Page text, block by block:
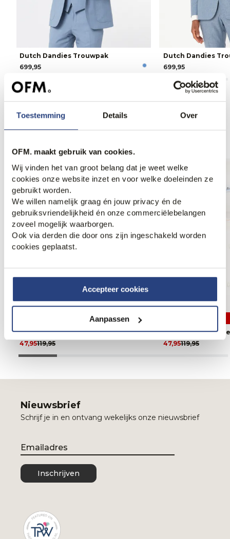
Toestemming Details Over
OFM. maakt gebruik van cookies.
Wij vinden het van groot belang dat je weet welke
cookies onze website inzet en voor welke doeleinden ze
gebruikt worden.
We willen namelijk graag én jouw privacy én de
gebruiksvriendelijkheid én onze commerciëlebelangen
zoveel mogelijk waarborgen.
Ook via derden die door ons zijn ingeschakeld worden
cookies geplaatst.
Accepteer cookies
Aanpassen
Dutch Dandies Trouwpak
699,95
Dutch Dandies
699,95
Anderen bekeken ook
Weekdeal.
Dutch Dandies Overhemd LM
119,95
47,95
Weekdeal.
Dutch Dandies
119,95
47,95
Nieuwsbrief
Schrijf je in en ontvang wekelijks onze nieuwsbrief
Email
Inschrijven